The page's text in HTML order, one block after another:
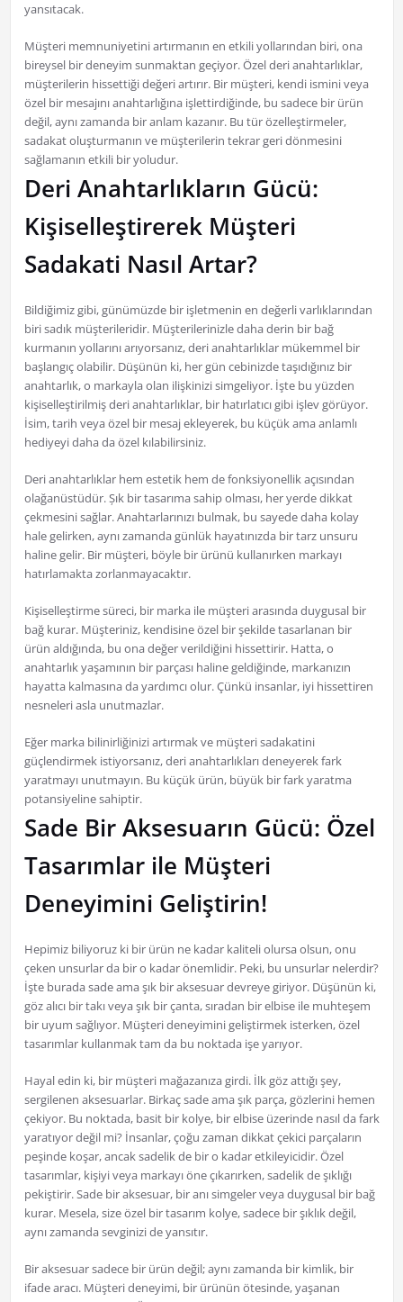
yansıtacak.
Müşteri memnuniyetini artırmanın en etkili yollarından biri, ona
bireysel bir deneyim sunmaktan geçiyor. Özel deri anahtarlıklar,
müşterilerin hissettiği değeri artırır. Bir müşteri, kendi ismini veya
özel bir mesajını anahtarlığına işlettirdiğinde, bu sadece bir ürün
değil, aynı zamanda bir anlam kazanır. Bu tür özelleştirmeler,
sadakat oluşturmanın ve müşterilerin tekrar geri dönmesini
sağlamanın etkili bir yoludur.
Deri Anahtarlıkların Gücü:
Kişiselleştirerek Müşteri
Sadakati Nasıl Artar?
Bildiğimiz gibi, günümüzde bir işletmenin en değerli varlıklarından
biri sadık müşterileridir. Müşterilerinizle daha derin bir bağ
kurmanın yollarını arıyorsanız, deri anahtarlıklar mükemmel bir
başlangıç olabilir. Düşünün ki, her gün cebinizde taşıdığınız bir
anahtarlık, o markayla olan ilişkinizi simgeliyor. İşte bu yüzden
kişiselleştirilmiş deri anahtarlıklar, bir hatırlatıcı gibi işlev görüyor.
İsim, tarih veya özel bir mesaj ekleyerek, bu küçük ama anlamlı
hediyeyi daha da özel kılabilirsiniz.
Deri anahtarlıklar hem estetik hem de fonksiyonellik açısından
olağanüstüdür. Șık bir tasarıma sahip olması, her yerde dikkat
çekmesini sağlar. Anahtarlarınızı bulmak, bu sayede daha kolay
hale gelirken, aynı zamanda günlük hayatınızda bir tarz unsuru
haline gelir. Bir müşteri, böyle bir ürünü kullanırken markayı
hatırlamakta zorlanmayacaktır.
Kişiselleştirme süreci, bir marka ile müşteri arasında duygusal bir
bağ kurar. Müşteriniz, kendisine özel bir şekilde tasarlanan bir
ürün aldığında, bu ona değer verildiğini hissettirir. Hatta, o
anahtarlık yaşamının bir parçası haline geldiğinde, markanızın
hayatta kalmasına da yardımcı olur. Çünkü insanlar, iyi hissettiren
nesneleri asla unutmazlar.
Eğer marka bilinirliğinizi artırmak ve müşteri sadakatini
güçlendirmek istiyorsanız, deri anahtarlıkları deneyerek fark
yaratmayı unutmayın. Bu küçük ürün, büyük bir fark yaratma
potansiyeline sahiptir.
Sade Bir Aksesuarın Gücü: Özel
Tasarımlar ile Müşteri
Deneyimini Geliştirin!
Hepimiz biliyoruz ki bir ürün ne kadar kaliteli olursa olsun, onu
çeken unsurlar da bir o kadar önemlidir. Peki, bu unsurlar nelerdir?
İşte burada sade ama şık bir aksesuar devreye giriyor. Düşünün ki,
göz alıcı bir takı veya şık bir çanta, sıradan bir elbise ile muhteşem
bir uyum sağlıyor. Müşteri deneyimini geliştirmek isterken, özel
tasarımlar kullanmak tam da bu noktada işe yarıyor.
Hayal edin ki, bir müşteri mağazanıza girdi. İlk göz attığı şey,
sergilenen aksesuarlar. Birkaç sade ama şık parça, gözlerini hemen
çekiyor. Bu noktada, basit bir kolye, bir elbise üzerinde nasıl da fark
yaratıyor değil mi? İnsanlar, çoğu zaman dikkat çekici parçaların
peşinde koşar, ancak sadelik de bir o kadar etkileyicidir. Özel
tasarımlar, kişiyi veya markayı öne çıkarırken, sadelik de şıklığı
pekiştirir. Sade bir aksesuar, bir anı simgeler veya duygusal bir bağ
kurar. Mesela, size özel bir tasarım kolye, sadece bir şıklık değil,
aynı zamanda sevginizi de yansıtır.
Bir aksesuar sadece bir ürün değil; aynı zamanda bir kimlik, bir
ifade aracı. Müşteri deneyimi, bir ürünün ötesinde, yaşanan